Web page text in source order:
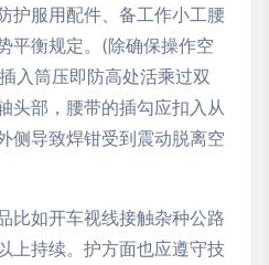
护服用配件、备工作小工腰
平衡规定。(除确保操作空
入筒压即防高处活乘过双
头部，腰带的插勾应扣入从
侧导致焊钳受到震动脱离空
比如开车视线接触杂种公路
上持续。护方面也应遵守技